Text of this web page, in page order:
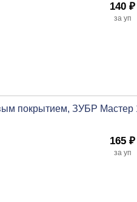
140 ₽
покрытием, ЗУБР Мастер
165 ₽